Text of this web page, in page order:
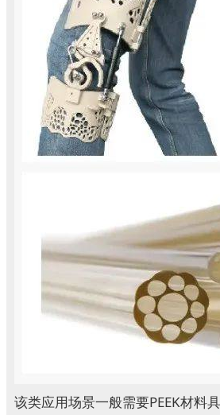
该类应用场景一般需要PEEK材料